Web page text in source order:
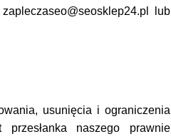
lub
usunięcia i ograniczenia
naszego prawnie